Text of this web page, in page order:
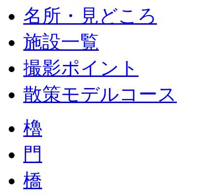
名所・見どころ
施設一覧
撮影ポイント
散策モデルコース
櫓
門
橋